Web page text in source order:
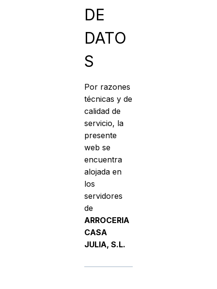
DE
DATO
S
Por razones
técnicas y de
calidad de
servicio, la
presente
web se
encuentra
alojada en
los
servidores
de
ARROCERIA
CASA
JULIA, S.L.